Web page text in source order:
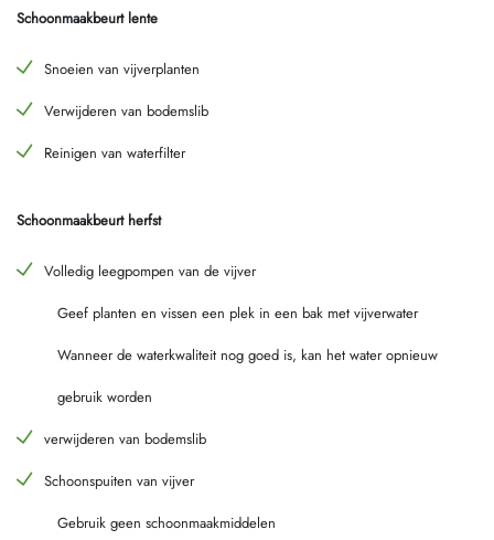
Schoonmaakbeurt lente
Snoeien van vijverplanten
Verwijderen van bodemslib
Reinigen van waterfilter
Schoonmaakbeurt herfst
Volledig leegpompen van de vijver
Geef planten en vissen een plek in een bak met vijverwater
Wanneer de waterkwaliteit nog goed is, kan het water opnieuw
gebruik worden
verwijderen van bodemslib
Schoonspuiten van vijver
Gebruik geen schoonmaakmiddelen